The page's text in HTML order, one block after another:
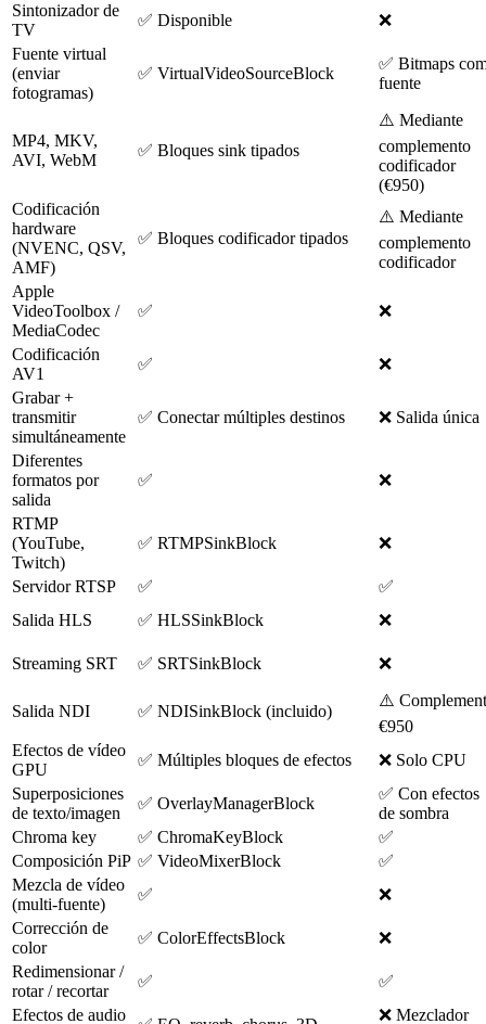
Sintonizador de
TV
✅ Disponible
❌
Fuente virtual
(enviar
fotogramas)
✅ VirtualVideoSourceBlock
✅ Bitmaps
fuente
MP4, MKV,
AVI, WebM
✅ Bloques sink tipados
⚠️ Mediante
complemento
codificador
(€950)
Codificación
hardware
(NVENC, QSV,
AMF)
✅ Bloques codificador tipados
⚠️ Mediante
complemento
codificador
Apple
VideoToolbox /
MediaCodec
✅ ❌
Codificación
AV1
✅
❌
Grabar +
transmitir
simultáneamente
✅ Conectar múltiples destinos ❌ Salida única
Diferentes
formatos por
salida
✅ ❌
RTMP
(YouTube,
Twitch)
✅ RTMPSinkBlock ❌
Servidor RTSP ✅
✅
Salida HLS
✅ HLSSinkBlock ❌
Streaming SRT ✅ SRTSinkBlock ❌
Salida NDI ✅ NDISinkBlock (incluido)
⚠️
€950
Efectos de vídeo
GPU
✅ Múltiples bloques de efectos
❌ Solo CPU
Superposiciones
de texto/imagen
✅ OverlayManagerBlock
✅ Con efectos
de sombra
Chroma key
✅ ChromaKeyBlock
✅
Composición PiP ✅ VideoMixerBlock
✅
Mezcla de vídeo
(multi-fuente)
✅
❌
Corrección de
color
✅ ColorEffectsBlock
❌
Redimensionar /
rotar / recortar
✅
✅
Efectos de audio
❌ Mezclador